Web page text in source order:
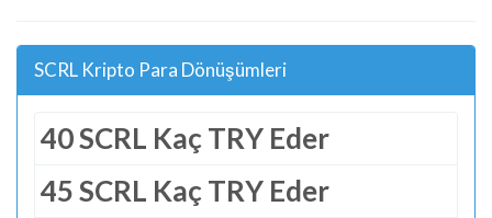
SCRL Kripto Para Dönüşümleri
40 SCRL Kaç TRY Eder
45 SCRL Kaç TRY Eder